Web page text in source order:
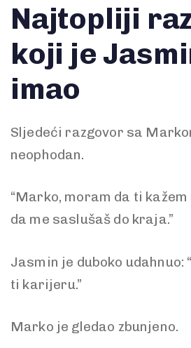
Najtopliji
koji je
imao
Sljedeći razgovor sa
neophodan.
“Marko, moram da ti
da me saslušaš do kraja.”
Jasmin je duboko udahnuo:
ti karijeru.”
Marko je gledao zbunjeno.